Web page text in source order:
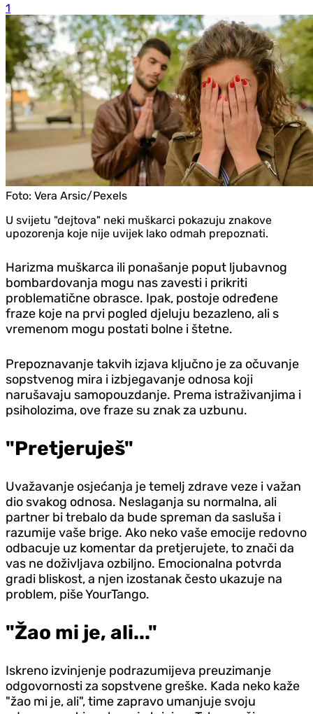
1
Foto: Vera Arsic/Pexels
U svijetu "dejtova" neki muškarci pokazuju znakove
upozorenja koje nije uvijek lako odmah prepoznati.
Harizma muškarca ili ponašanje poput ljubavnog
bombardovanja mogu nas zavesti i prikriti
problematične obrasce. Ipak, postoje određene
fraze koje na prvi pogled djeluju bezazleno, ali s
vremenom mogu postati bolne i štetne.
Prepoznavanje takvih izjava ključno je za očuvanje
sopstvenog mira i izbjegavanje odnosa koji
narušavaju samopouzdanje. Prema istraživanjima i
psiholozima, ove fraze su znak za uzbunu.
"Pretjeruješ"
Uvažavanje osjećanja je temelj zdrave veze i važan
dio svakog odnosa. Neslaganja su normalna, ali
partner bi trebalo da bude spreman da sasluša i
razumije vaše brige. Ako neko vaše emocije redovno
odbacuje uz komentar da pretjerujete, to znači da
vas ne doživljava ozbiljno. Emocionalna potvrda
gradi bliskost, a njen izostanak često ukazuje na
problem, piše YourTango.
"Žao mi je, ali..."
Iskreno izvinjenje podrazumijeva preuzimanje
odgovornosti za sopstvene greške. Kada neko kaže
"žao mi je, ali", time zapravo umanjuje svoju